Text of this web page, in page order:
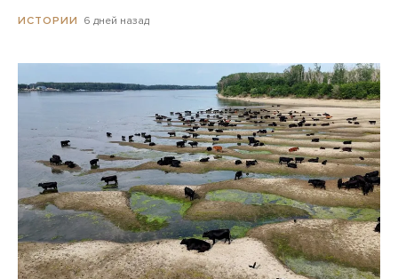
ИСТОРИИ 6 дней назад